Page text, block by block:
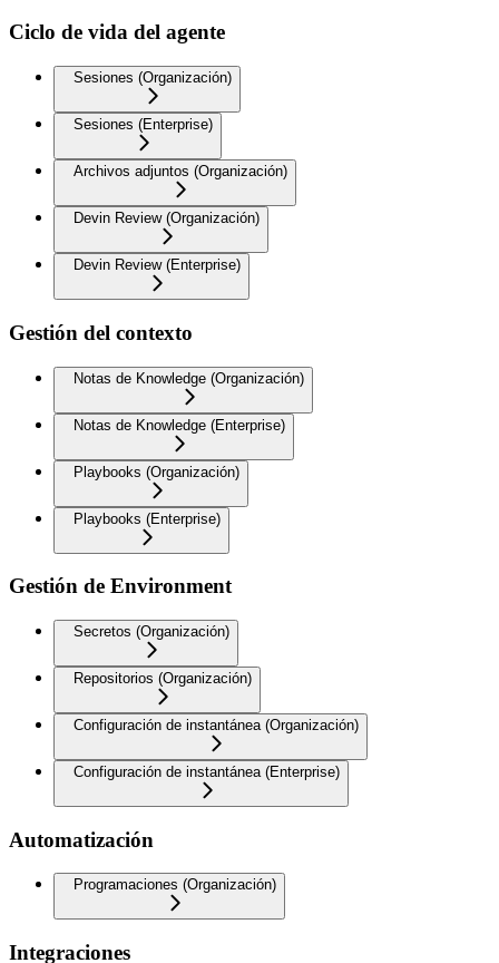
Ciclo de vida del agente
Sesiones (Organización)
Sesiones (Enterprise)
Archivos adjuntos (Organización)
Devin Review (Organización)
Devin Review (Enterprise)
Gestión del contexto
Notas de Knowledge (Organización)
Notas de Knowledge (Enterprise)
Playbooks (Organización)
Playbooks (Enterprise)
Gestión de Environment
Secretos (Organización)
Repositorios (Organización)
Configuración de instantánea (Organización)
Configuración de instantánea (Enterprise)
Automatización
Programaciones (Organización)
Integraciones